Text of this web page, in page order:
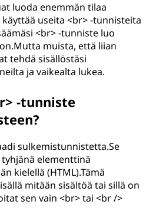
luoda enemmän tilaa
useita <br> -tunnisteita
<br> -tunniste luo
muista, että liian
tehdä sisällöstäsi
ja vaikealta lukea.
-tunniste
sulkemistunnistetta.Se
elementtinä
kielellä (HTML).Tämä
mitään sisältöä tai sillä on
sen vain <br> tai <br />